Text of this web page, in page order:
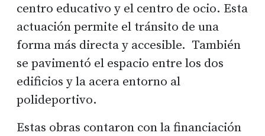
centro educativo y el centro de ocio. Esta
actuación permite el tránsito de una
forma más directa y accesible. También
se pavimentó el espacio entre los dos
edificios y la acera entorno al
polideportivo.
Estas obras contaron con la financiación